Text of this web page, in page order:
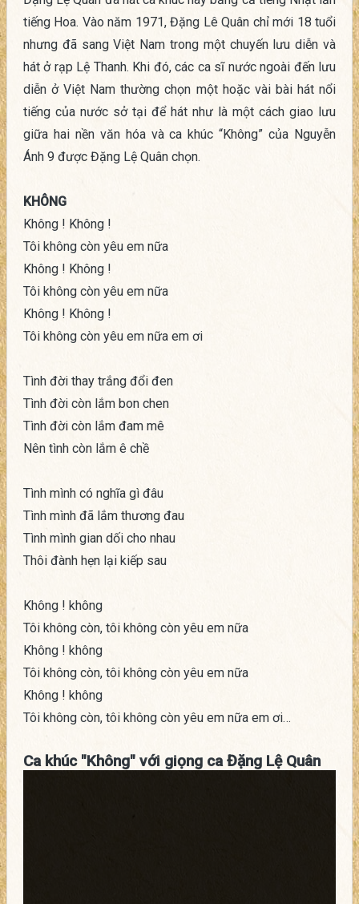
tiếng Hoa. Vào năm 1971, Đặng Lê Quân chỉ mới 18 tuổi
nhưng đã sang Việt Nam trong một chuyến lưu diễn và
hát ở rạp Lệ Thanh. Khi đó, các ca sĩ nước ngoài đến lưu
diễn ở Việt Nam thường chọn một hoặc vài bài hát nổi
tiếng của nước sở tại để hát như là một cách giao lưu
giữa hai nền văn hóa và ca khúc “Không” của Nguyễn
Ánh 9 được Đặng Lệ Quân chọn.
KHÔNG
Không ! Không !
Tôi không còn yêu em nữa
Không ! Không !
Tôi không còn yêu em nữa
Không ! Không !
Tôi không còn yêu em nữa em ơi
Tình đời thay trắng đổi đen
Tình đời còn lắm bon chen
Tình đời còn lắm đam mê
Nên tình còn lắm ê chề
Tình mình có nghĩa gì đâu
Tình mình đã lắm thương đau
Tình mình gian dối cho nhau
Thôi đành hẹn lại kiếp sau
Không ! không
Tôi không còn, tôi không còn yêu em nữa
Không ! không
Tôi không còn, tôi không còn yêu em nữa
Không ! không
Tôi không còn, tôi không còn yêu em nữa em ơi…
Ca khúc "Không" với giọng ca Đặng Lệ Quân